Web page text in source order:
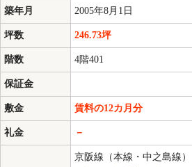
築年月 2005年8月1日
坪数 246.73坪
階数 4階401
保証金
敷金 賃料の12カ月分
礼金 －
京阪線（本線・中之島線